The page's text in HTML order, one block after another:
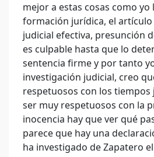
mejor a estas cosas como yo
formación jurídica, el artículo
judicial efectiva, presunción
es culpable hasta que lo
sentencia firme y por tanto
investigación judicial, creo
respetuosos con los tiempos
ser muy respetuosos con la
inocencia hay que ver qué
parece que hay una
ha investigado de Zapatero